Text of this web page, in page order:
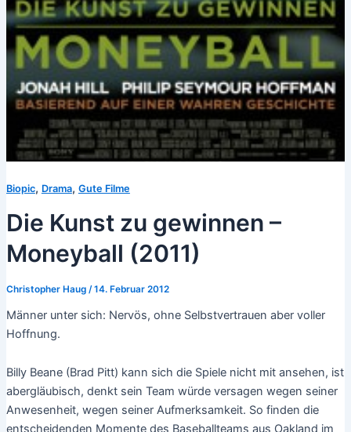
Biopic, Drama, Gute Filme
Die Kunst zu gewinnen –
Moneyball (2011)
Christopher Haug /14. Februar 2012
Männer unter sich: Nervös, ohne Selbstvertrauen aber voller
Hoffnung.
Billy Beane (Brad Pitt) kann sich die Spiele nicht mit ansehen, ist
abergläubisch, denkt sein Team würde versagen wegen seiner
Anwesenheit, wegen seiner Aufmerksamkeit. So finden die
entscheidenden Momente des Baseballteams aus Oakland im